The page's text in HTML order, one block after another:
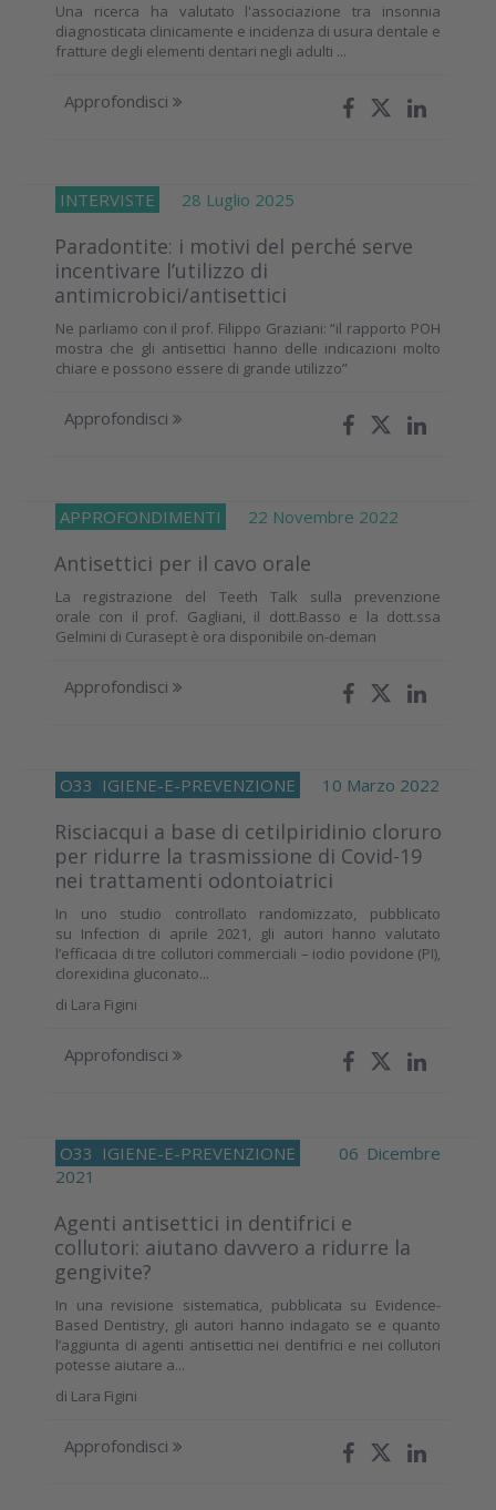
Una ricerca ha valutato l'associazione tra insonnia
diagnosticata clinicamente e incidenza di usura dentale e
fratture degli elementi dentari negli adulti ...
Approfondisci
INTERVISTE 28 Luglio 2025
Paradontite: i motivi del perché serve
incentivare l’utilizzo di
antimicrobici/antisettici
Ne parliamo con il prof. Filippo Graziani: “il rapporto POH
mostra che gli antisettici hanno delle indicazioni molto
chiare e possono essere di grande utilizzo”
Approfondisci
APPROFONDIMENTI 22 Novembre 2022
Antisettici per il cavo orale
La registrazione del Teeth Talk sulla prevenzione
orale con il prof. Gagliani, il dott.Basso e la dott.ssa
Gelmini di Curasept è ora disponibile on-deman
Approfondisci
O33 IGIENE-E-PREVENZIONE 10 Marzo 2022
Risciacqui a base di cetilpiridinio cloruro
per ridurre la trasmissione di Covid-19
nei trattamenti odontoiatrici
In uno studio controllato randomizzato, pubblicato
su Infection di aprile 2021, gli autori hanno valutato
l’efficacia di tre collutori commerciali – iodio povidone (PI),
clorexidina gluconato...
di Lara Figini
Approfondisci
O33 IGIENE-E-PREVENZIONE
06 Dicembre
2021
Agenti antisettici in dentifrici e
collutori: aiutano davvero a ridurre la
gengivite?
In una revisione sistematica, pubblicata su Evidence-
Based Dentistry, gli autori hanno indagato se e quanto
l’aggiunta di agenti antisettici nei dentifrici e nei collutori
potesse aiutare a...
di Lara Figini
Approfondisci